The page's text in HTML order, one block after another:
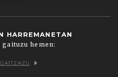
HARREMANETAN
gaituzu hemen: